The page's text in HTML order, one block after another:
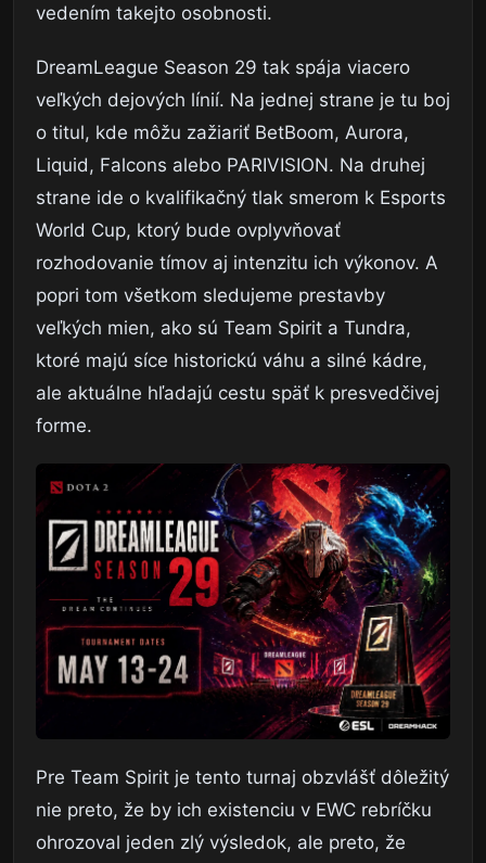
vedením takejto osobnosti.
DreamLeague Season 29 tak spája viacero
veľkých dejových línií. Na jednej strane je tu boj
o titul, kde môžu zažiariť BetBoom, Aurora,
Liquid, Falcons alebo PARIVISION. Na druhej
strane ide o kvalifikačný tlak smerom k Esports
World Cup, ktorý bude ovplyvňovať
rozhodovanie tímov aj intenzitu ich výkonov. A
popri tom všetkom sledujeme prestavby
veľkých mien, ako sú Team Spirit a Tundra,
ktoré majú síce historickú váhu a silné kádre,
ale aktuálne hľadajú cestu späť k presvedčivej
forme.
Pre Team Spirit je tento turnaj obzvlášť dôležitý
nie preto, že by ich existenciu v EWC rebríčku
ohrozoval jeden zlý výsledok, ale preto, že